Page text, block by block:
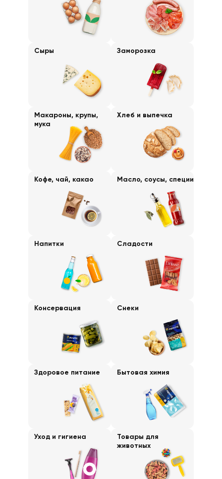
Сыры Заморозка
Макароны, крупы,
мука
Хлеб и выпечка
Кофе, чай, какао Масло, соусы, специи
Напитки Сладости
Консервация Снеки
Здоровое питание Бытовая химия
Уход и гигиена
Товары для
животных